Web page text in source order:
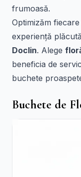
frumoasă.
Optimizăm
experiență
Doclin. Alege
beneficia de
buchete
Buchete de